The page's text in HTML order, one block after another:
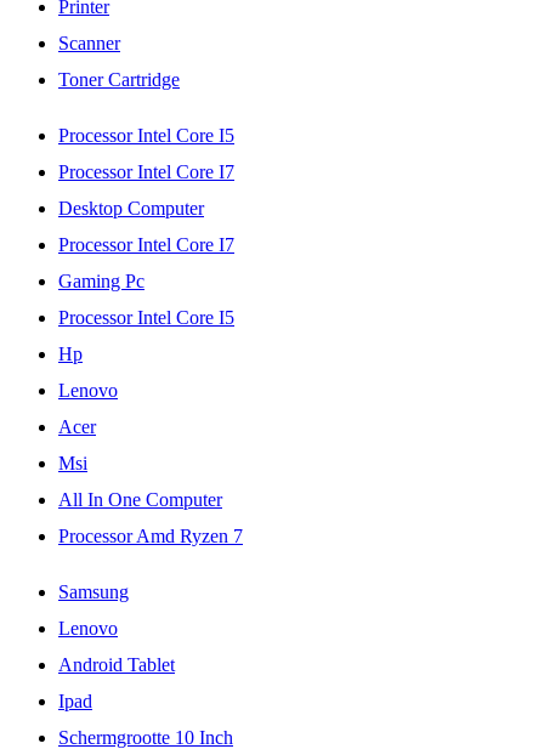
Printer
Scanner
Toner Cartridge
Processor Intel Core I5
Processor Intel Core I7
Desktop Computer
Processor Intel Core I7
Gaming Pc
Processor Intel Core I5
Hp
Lenovo
Acer
Msi
All In One Computer
Processor Amd Ryzen 7
Samsung
Lenovo
Android Tablet
Ipad
Schermgrootte 10 Inch